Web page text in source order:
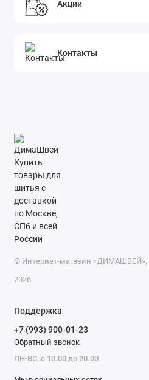
Акции
Контакты
© Интернет-магазин
2026
Поддержка
+7 (993) 900-01-23
Обратный звонок
ПН-ВС, с 10.00 до 20.00